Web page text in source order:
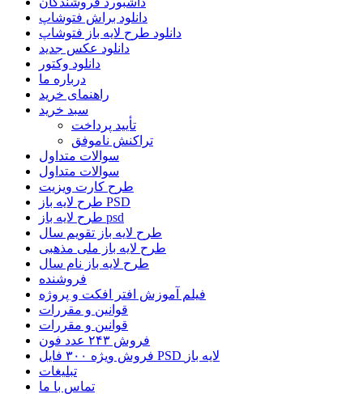
دانلود براش فتوشاپ
دانلود طرح لایه باز فتوشاپ
دانلود عکس جدید
دانلود وکتور
درباره ما
راهنمای خرید
سبد خرید
تأیید پرداخت
تراکنش ناموفق
سوالات متداول
سوالات متداول
طرح کارت ویزیت
طرح لایه باز PSD
طرح لایه باز psd
طرح لایه باز تقویم سال
طرح لایه باز ملی مذهبی
طرح لایه باز نام سال
فروشنده
فیلم آموزش افتر افکت و پروژه
قوانین و مقررات
قوانین و مقررات
فروش ۲۴۳ عدد فون
فروش ویژه ۳۰۰ فایل PSD لایه باز
تبلیغات
تماس با ما